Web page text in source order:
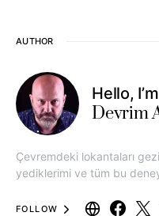
AUTHOR
Hello, I’m
Devrim
Çevremdeki lokantaları
yediklerimi ve tüm bu
FOLLOW